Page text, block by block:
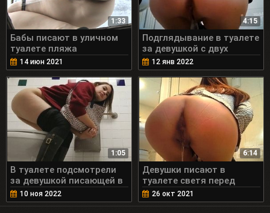
1:33
Бабы писают в уличном
туалете пляжа
14 июн 2021
4:15
Подглядывание в туалете
за девушкой с двух
сторон
12 янв 2022
1:05
В туалете подсмотрели
за девушкой писающей в
унитаз
10 ноя 2022
6:14
Девушки писают в
туалете светя перед
камерой свои дырочки
26 окт 2021